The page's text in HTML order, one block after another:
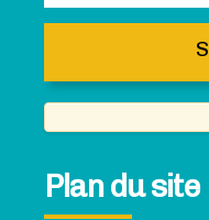
Plan du site